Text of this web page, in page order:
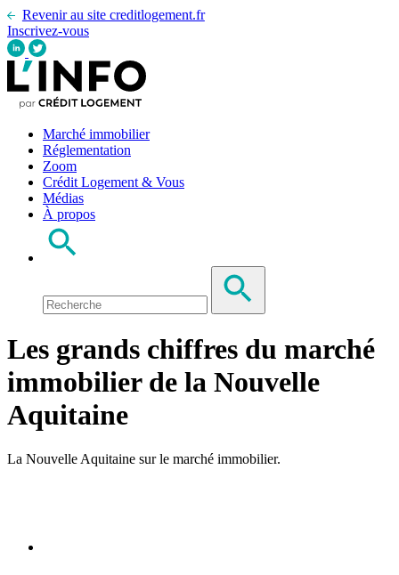
Revenir au site creditlogement.fr
Inscrivez-vous
Marché immobilier
Réglementation
Zoom
Crédit Logement & Vous
Médias
À propos
Les grands chiffres du marché
immobilier de la Nouvelle
Aquitaine
La Nouvelle Aquitaine sur le marché immobilier.